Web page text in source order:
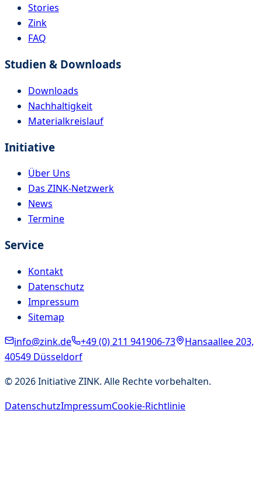
Stories
Zink
FAQ
Studien & Downloads
Downloads
Nachhaltigkeit
Materialkreislauf
Initiative
Über Uns
Das ZINK-Netzwerk
News
Termine
Service
Kontakt
Datenschutz
Impressum
Sitemap
info@zink.de
+49 (0) 211 941906-73
Hansaallee 203,
40549 Düsseldorf
©2026Initiative ZINK. Alle Rechte vorbehalten.
DatenschutzImpressumCookie-Richtlinie